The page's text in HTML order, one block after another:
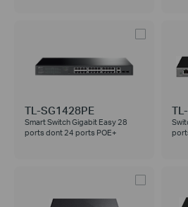
TL-SG1428PE
Smart Switch Gigabit Easy 28
ports dont 24 ports POE+